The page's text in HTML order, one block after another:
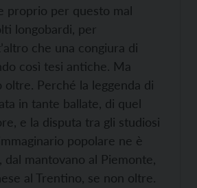
proprio per questo mal
longobardi, per
che una congiura di
così tesi antiche. Ma
oltre. Perché la leggenda di
in tante ballate, di quel
e la disputa tra gli studiosi
popolare ne è
mantovano al Piemonte,
al Trentino, se non oltre.